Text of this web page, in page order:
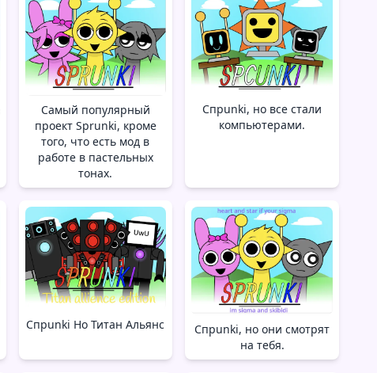
Самый популярный
проект Sprunki, кроме
того, что есть мод в
работе в пастельных
тонах.
Спрunki, но все стали
компьютерами.
Спрunki Но Титан Альянс
Спрunki, но они смотрят
на тебя.